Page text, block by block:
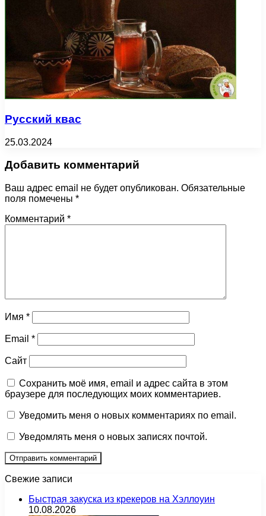
Русский квас
25.03.2024
Добавить комментарий
Ваш адрес email не будет опубликован. Обязательные
поля помечены *
Комментарий *
Имя *
Email *
Сайт
Сохранить моё имя, email и адрес сайта в этом
браузере для последующих моих комментариев.
Уведомить меня о новых комментариях по email.
Уведомлять меня о новых записях почтой.
Свежие записи
Быстрая закуска из крекеров на Хэллоуин
10.08.2026